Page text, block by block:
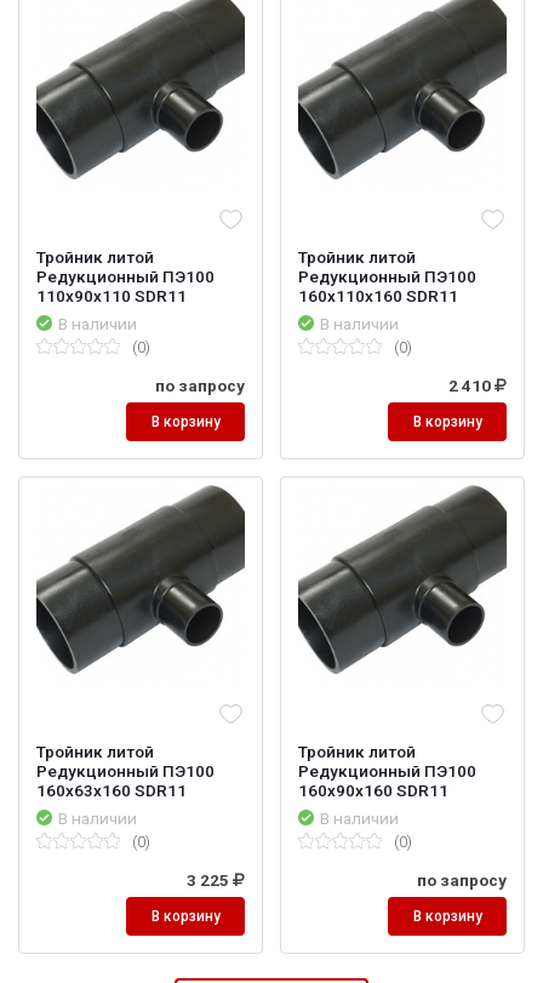
Тройник литой
Редукционный ПЭ100
110х90х110 SDR11
В наличии
(0)
по запросу
В корзину
Тройник литой
Редукционный ПЭ100
160х110х160 SDR11
В наличии
(0)
2 410
В корзину
Тройник литой
Редукционный ПЭ100
160х63х160 SDR11
В наличии
(0)
3 225
В корзину
Тройник литой
Редукционный ПЭ100
160х90х160 SDR11
В наличии
(0)
по запросу
В корзину